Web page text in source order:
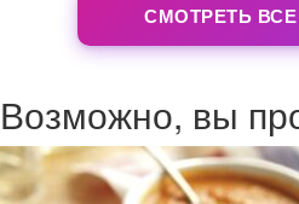
СМОТРЕТЬ
Возможно, вы